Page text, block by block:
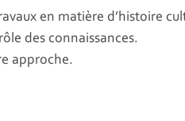
en matière d’histoire
des connaissances.
approche.